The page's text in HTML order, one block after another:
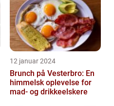
12 januar 2024
Brunch på Vesterbro: En
himmelsk oplevelse for
mad- og drikkeelskere